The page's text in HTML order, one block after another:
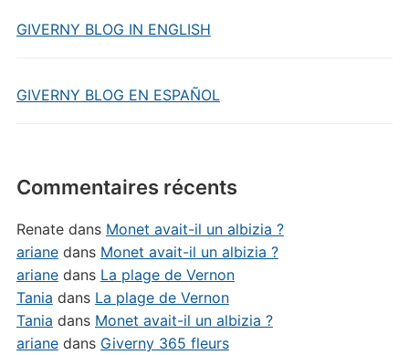
GIVERNY BLOG IN ENGLISH
GIVERNY BLOG EN ESPAÑOL
Commentaires récents
Renatedans Monet avait-il un albizia ?
arianedans Monet avait-il un albizia ?
arianedans La plage de Vernon
Tania dans La plage de Vernon
Tania dans Monet avait-il un albizia ?
arianedans Giverny 365 fleurs